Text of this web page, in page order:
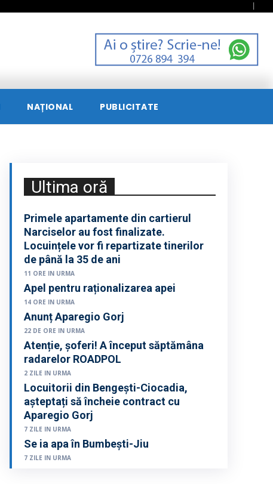
NAȚIONAL PUBLICITATE
Ultima oră
Primele apartamente din cartierul
Narciselor au fost finalizate.
Locuințele vor fi repartizate tinerilor
de până la 35 de ani
11 ORE IN URMA
Apel pentru raționalizarea apei
14 ORE IN URMA
Anunț Aparegio Gorj
22 DE ORE IN URMA
Atenție, șoferi! A început săptămâna
radarelor ROADPOL
2 ZILE IN URMA
Locuitorii din Bengești-Ciocadia,
așteptați să încheie contract cu
Aparegio Gorj
7 ZILE IN URMA
Se ia apa în Bumbești-Jiu
7 ZILE IN URMA